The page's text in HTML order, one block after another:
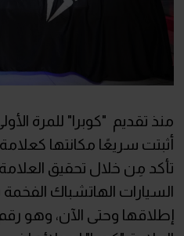
منذ تقديم "كوبرا" للمرة
أثبتت سريعًا مكانتها
تأكد مِن خلال تحقيق
إطلاقها وحتى الآن، وهو